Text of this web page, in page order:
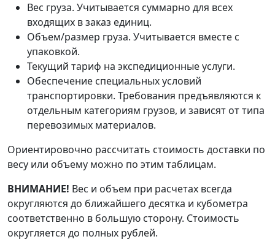
Вес груза. Учитывается суммарно для всех
входящих в заказ единиц.
Объем/размер груза. Учитывается вместе с
упаковкой.
Текущий тариф на экспедиционные услуги.
Обеспечение специальных условий
транспортировки. Требования предъявляются к
отдельным категориям грузов, и зависят от типа
перевозимых материалов.
Ориентировочно рассчитать стоимость доставки по
весу или объему можно по этим таблицам.
ВНИМАНИЕ! Вес и объем при расчетах всегда
округляются до ближайшего десятка и кубометра
соответственно в большую сторону. Стоимость
округляется до полных рублей.